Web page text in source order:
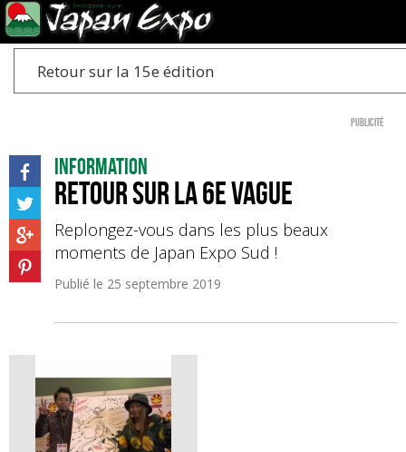
Retour sur la 15e édition
Publicité
Information
Retour sur la 6e Vague
Replongez-vous dans les plus beaux
moments de Japan Expo Sud !
Publié le 25 septembre 2019